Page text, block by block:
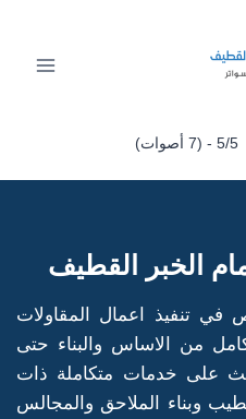
5/5 - (7 أصوات)
الخبر القطيف
في تنفيذ اعمال المقاولات
من الاساس والبناء حتى
على خدمات متكاملة ذات
وبناء الملاحق والمجالس